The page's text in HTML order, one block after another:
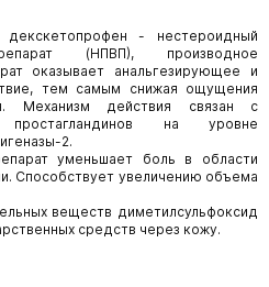
- нестероидный
(НПВП), производное
оказывает анальгезирующее и
тем самым снижая ощущения
Механизм действия связан с
простагландинов на уровне
2.
уменьшает боль в области
Способствует увеличению объема
веществ диметилсульфоксид
средств через кожу.